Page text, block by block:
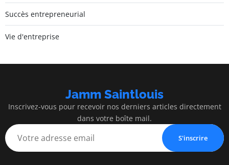
Succès entrepreneurial
Vie d'entreprise
Jamm Saintlouis
Inscrivez-vous pour recevoir nos derniers articles directement
dans votre boîte mail.
S'inscrire